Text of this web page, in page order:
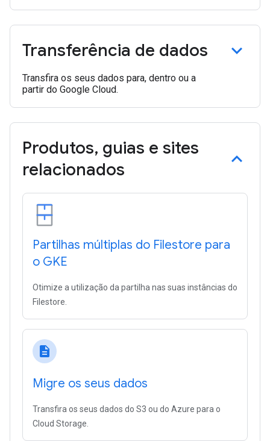
Transferência de dados
Transfira os seus dados para, dentro ou a
partir do Google Cloud.
Produtos, guias e sites
relacionados
Partilhas múltiplas do Filestore para
o GKE
Otimize a utilização da partilha nas suas instâncias do
Filestore.
description
Migre os seus dados
Transfira os seus dados do S3 ou do Azure para o
Cloud Storage.